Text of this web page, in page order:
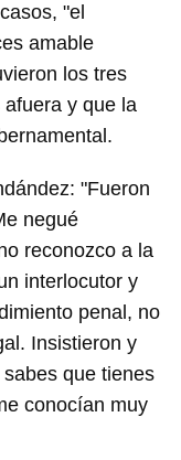
"el
amable
los tres
y que la
"Fueron
negué
reconozco a la
interlocutor y
penal, no
Insistieron y
que tienes
conocían muy